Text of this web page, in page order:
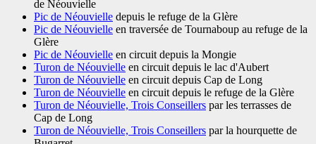
de Néouvielle
Pic de Néouvielle depuis le refuge de la Glère
Pic de Néouvielle en traversée de Tournaboup au refuge de la
Glère
Pic de Néouvielle en circuit depuis la Mongie
Turon de Néouvielle en circuit depuis le lac d'Aubert
Turon de Néouvielle en circuit depuis Cap de Long
Turon de Néouvielle en circuit depuis le refuge de la Glère
Turon de Néouvielle, Trois Conseillers par les terrasses de
Cap de Long
Turon de Néouvielle, Trois Conseillers par la hourquette de